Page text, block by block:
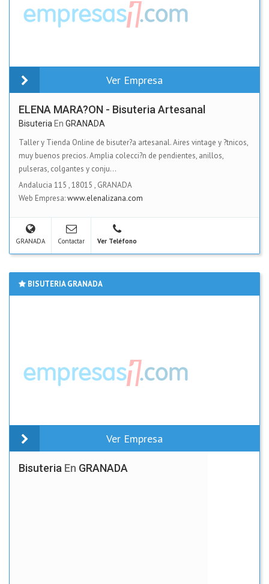
Ver Empresa
ELENA MARA?ON - Bisuteria Artesanal
Bisuteria En GRANADA
Taller y Tienda Online de bisuter?a artesanal. Aires vintage y ?tnicos,
muy buenos precios. Amplia colecci?n de pendientes, anillos,
pulseras, colgantes y conju...
Andalucia 115 ,18015 , GRANADA
Web Empresa:www.elenalizana.com
GRANADA Contactar Ver Teléfono
BISUTERIA GRANADA
Ver Empresa
Bisuteria En GRANADA